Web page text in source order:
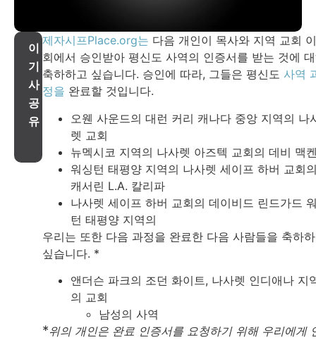
이
기
사
공
유
제자시프Place.org는 다음 개인이 목사와 지역 교회
회에서 승인받아 평신도 사역의 인증서를 받는 것에
축하하고 싶습니다. 승인에 따라, 그들은 평신도 사역
정을 완료할 것입니다.
오웬 사운드의 대런 커리 캐나다 중앙 지역의 나
렛 교회
뉴멕시코 지역의 나사렛 아즈텍 교회의 데비 맥
워싱턴 태평양 지역의 나사렛 세이프 하버 교회
캐서린 L.A. 칼리파
나사렛 세이프 하버 교회의 데이비드 린드가드
턴 태평양 지역의
우리는 또한 다음 과정을 완료한 다음 사람들을 축하
싶습니다. *
앤더슨 파크의 조던 화이트, 나사렛 인디애나 지
의 교회
남성의 사역
*위의 개인은 완료 인증서를 요청하기 위해 우리에게